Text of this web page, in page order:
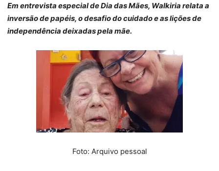
Em entrevista especial de Dia das Mães, Walkiria relata a
inversão de papéis, o desafio do cuidado e as lições de
independência deixadas pela mãe.
Foto: Arquivo pessoal